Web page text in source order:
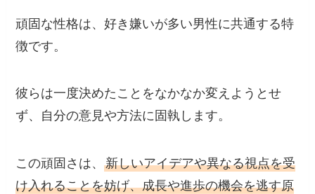
頑固な性格は、好き嫌いが多い男性に共通する特
徴です。
彼らは一度決めたことをなかなか変えようとせ
ず、自分の意見や方法に固執します。
この頑固さは、新しいアイデアや異なる視点を受
け入れることを妨げ、成長や進歩の機会を逃す原